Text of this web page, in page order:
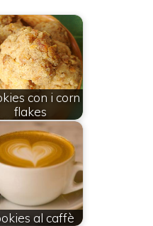
con i corn
flakes
al caffè